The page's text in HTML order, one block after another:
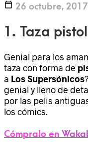
26 octubre, 2017
1. Taza
Genial para los
taza con forma de
a Los Supersónicos
genial y lleno de
por las pelis
los cómics.
Cómpralo en